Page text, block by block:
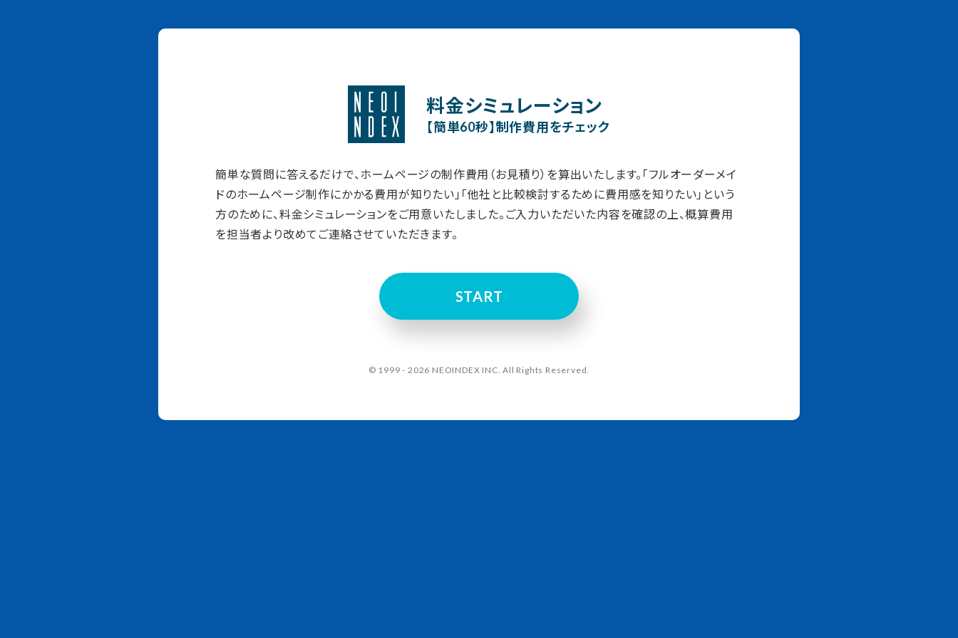
料金シミュレーション
【簡単60秒】制作費用をチェック
簡単な質問に答えるだけで、ホームページの制作費用（お見積り）を算出いたします。「フルオーダーメイ
ドのホームページ制作にかかる費用が知りたい」「他社と比較検討するために費用感を知りたい」という
方のために、料金シミュレーションをご用意いたしました。ご入力いただいた内容を確認の上、概算費用
を担当者より改めてご連絡させていただきます。
START
© 1999 - 2026 NEOINDEX INC. All Rights Reserved.